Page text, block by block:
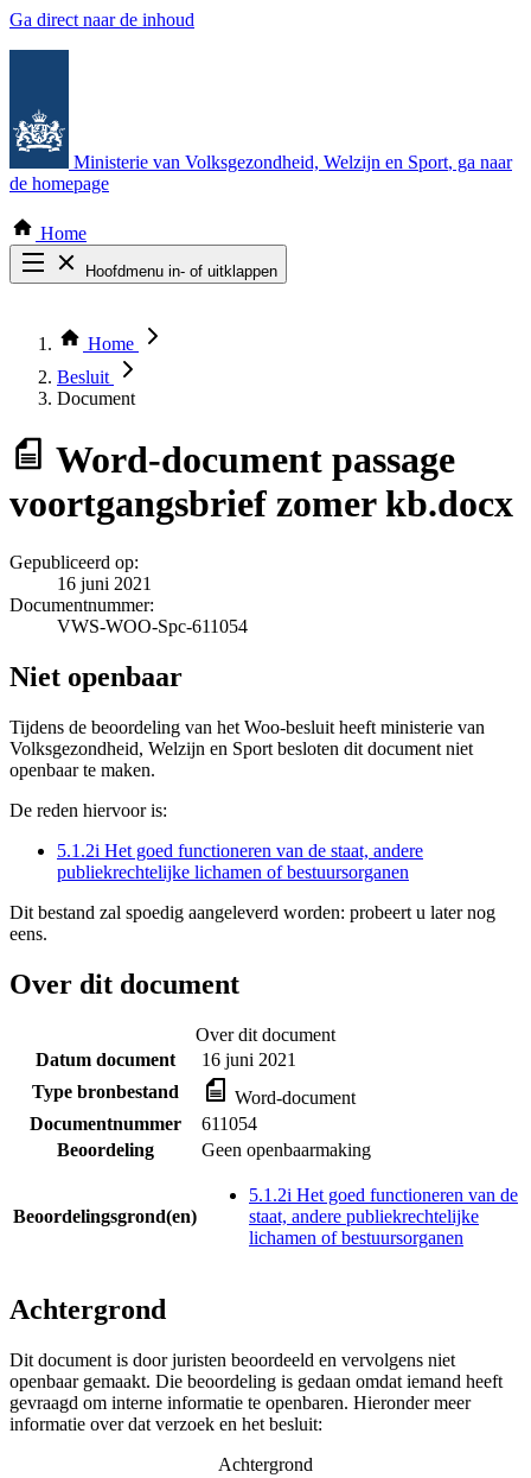
Ga direct naar de inhoud
Ministerie van Volksgezondheid, Welzijn en Sport, ga naar
de homepage
Home
Hoofdmenu in- of uitklappen
Thema COVID-19
Bekijk per bestuursorgaan
Home
Besluit
Document
Word-document passage
voortgangsbrief zomer kb.docx
Gepubliceerd op:
16 juni 2021
Documentnummer:
VWS-WOO-Spc-611054
Niet openbaar
Tijdens de beoordeling van het Woo-besluit heeft ministerie van
Volksgezondheid, Welzijn en Sport besloten dit document niet
openbaar te maken.
De reden hiervoor is:
5.1.2i Het goed functioneren van de staat, andere
publiekrechtelijke lichamen of bestuursorganen
Dit bestand zal spoedig aangeleverd worden: probeert u later nog
eens.
Over dit document
Over dit document
Datum document
16 juni 2021
Type bronbestand
Word-document
Documentnummer
611054
Beoordeling
Geen openbaarmaking
Beoordelingsgrond(en)
5.1.2i Het goed functioneren van de
staat, andere publiekrechtelijke
lichamen of bestuursorganen
Achtergrond
Dit document is door juristen beoordeeld en vervolgens niet
openbaar gemaakt. Die beoordeling is gedaan omdat iemand heeft
gevraagd om interne informatie te openbaren. Hieronder meer
informatie over dat verzoek en het besluit:
Achtergrond